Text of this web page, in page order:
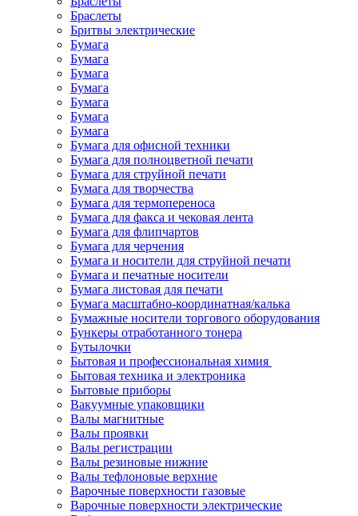
Браслеты
Бритвы электрические
Бумага
Бумага
Бумага
Бумага
Бумага
Бумага
Бумага
Бумага для офисной техники
Бумага для полноцветной печати
Бумага для струйной печати
Бумага для творчества
Бумага для термопереноса
Бумага для факса и чековая лента
Бумага для флипчартов
Бумага для черчения
Бумага и носители для струйной печати
Бумага и печатные носители
Бумага листовая для печати
Бумага масштабно-координатная/калька
Бумажные носители торгового оборудования
Бункеры отработанного тонера
Бутылочки
Бытовая и профессиональная химия
Бытовая техника и электроника
Бытовые приборы
Вакуумные упаковщики
Валы магнитные
Валы проявки
Валы регистрации
Валы резиновые нижние
Валы тефлоновые верхние
Варочные поверхности газовые
Варочные поверхности электрические